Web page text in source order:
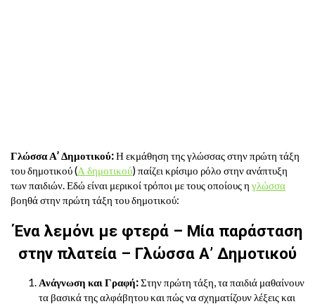
Γλώσσα Α’ Δημοτικού:Η εκμάθηση της γλώσσας στην πρώτη τάξη
του δημοτικού (Α δημοτικού) παίζει κρίσιμο ρόλο στην ανάπτυξη
των παιδιών. Εδώ είναι μερικοί τρόποι με τους οποίους η γλώσσα
βοηθά στην πρώτη τάξη του δημοτικού:
Ένα λεμόνι με φτερά – Μία παράσταση
στην πλατεία – Γλώσσα Α’ Δημοτικού
Ανάγνωση και Γραφή:Στην πρώτη τάξη, τα παιδιά μαθαίνουν
τα βασικά της αλφάβητου και πώς να σχηματίζουν λέξεις και